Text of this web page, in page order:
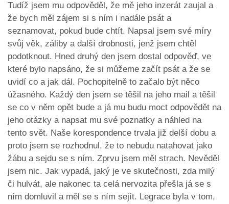
Tudíž jsem mu odpověděl, že mě jeho inzerát zaujal a
že bych měl zájem si s ním i nadále psát a
seznamovat, pokud bude chtít. Napsal jsem své míry
svůj věk, záliby a další drobnosti, jenž jsem chtěl
podotknout. Hned druhý den jsem dostal odpověď, ve
které bylo napsáno, že si můžeme začít psát a že se
uvidí co a jak dál. Pochopitelně to začalo být něco
úžasného. Každý den jsem se těšil na jeho mail a těšil
se co v něm opět bude a já mu budu moct odpovědět na
jeho otázky a napsat mu své poznatky a náhled na
tento svět. Naše korespondence trvala již delší dobu a
proto jsem se rozhodnul, že to nebudu natahovat jako
žábu a sejdu se s ním. Zprvu jsem měl strach. Nevěděl
jsem nic. Jak vypadá, jaký je ve skutečnosti, zda milý
či hulvát, ale nakonec ta celá nervozita přešla já se s
ním domluvil a měl se s ním sejít. Legrace byla v tom,